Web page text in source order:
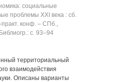
социальные
проблемы XXI века : сб.
конф. ‒ СПб.,
с. 93‒94
территориальный
взаимодействия
Описаны варианты